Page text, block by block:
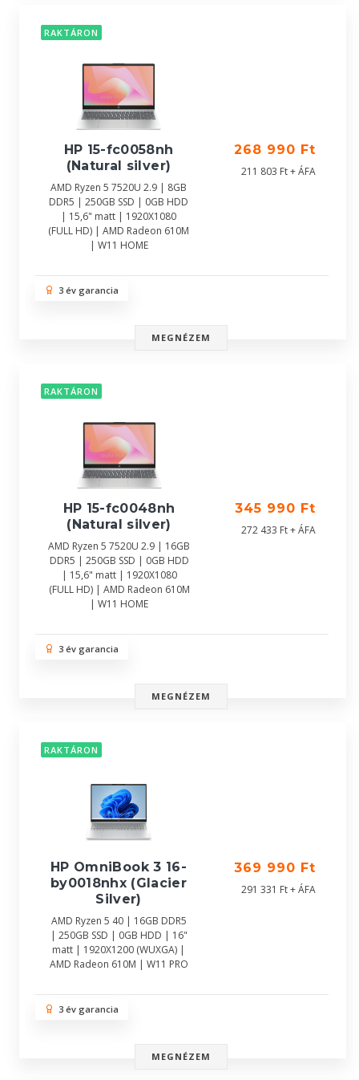
RAKTÁRON
HP 15-fc0058nh
(Natural silver)
AMD Ryzen 5 7520U 2.9 | 8GB
DDR5 | 250GB SSD | 0GB HDD
| 15,6" matt | 1920X1080
(FULL HD) | AMD Radeon 610M
| W11 HOME
268 990 Ft
211 803 Ft + ÁFA
3 év garancia
MEGNÉZEM
RAKTÁRON
HP 15-fc0048nh
(Natural silver)
AMD Ryzen 5 7520U 2.9 | 16GB
DDR5 | 250GB SSD | 0GB HDD
| 15,6" matt | 1920X1080
(FULL HD) | AMD Radeon 610M
| W11 HOME
345 990 Ft
272 433 Ft + ÁFA
3 év garancia
MEGNÉZEM
RAKTÁRON
HP OmniBook 3 16-
by0018nhx (Glacier
Silver)
AMD Ryzen 5 40 | 16GB DDR5
| 250GB SSD | 0GB HDD | 16"
matt | 1920X1200 (WUXGA) |
AMD Radeon 610M | W11 PRO
369 990 Ft
291 331 Ft + ÁFA
3 év garancia
MEGNÉZEM